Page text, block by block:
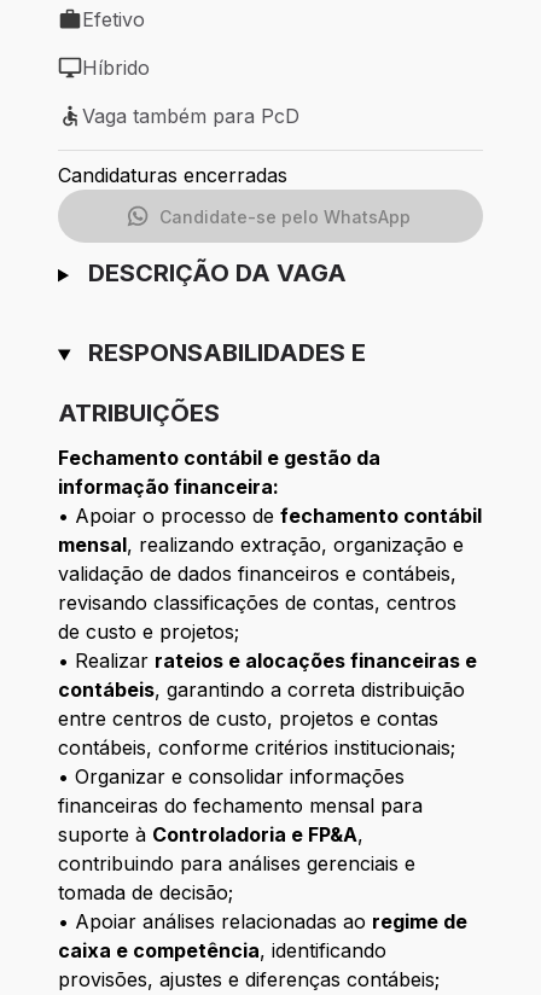
Tipo de vaga: Efetivo
Efetivo
Modelo de trabalho: Híbrido
Híbrido
Vaga também para PcD
Vaga também para PcD
Candidaturas encerradas
Candidate-se pelo WhatsApp
DESCRIÇÃO DA VAGA
RESPONSABILIDADES E
ATRIBUIÇÕES
Fechamento contábil e gestão da
informação financeira:
• Apoiar o processo de fechamento contábil
mensal, realizando extração, organização e
validação de dados financeiros e contábeis,
revisando classificações de contas, centros
de custo e projetos;
• Realizar rateios e alocações financeiras e
contábeis, garantindo a correta distribuição
entre centros de custo, projetos e contas
contábeis, conforme critérios institucionais;
• Organizar e consolidar informações
financeiras do fechamento mensal para
suporte à Controladoria e FP&A,
contribuindo para análises gerenciais e
tomada de decisão;
• Apoiar análises relacionadas ao regime de
caixa e competência, identificando
provisões, ajustes e diferenças contábeis;